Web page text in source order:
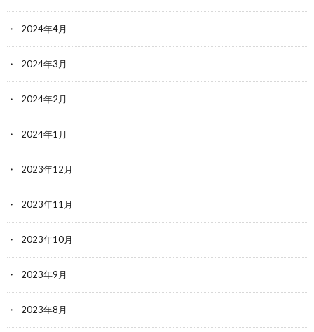
2024年4月
2024年3月
2024年2月
2024年1月
2023年12月
2023年11月
2023年10月
2023年9月
2023年8月